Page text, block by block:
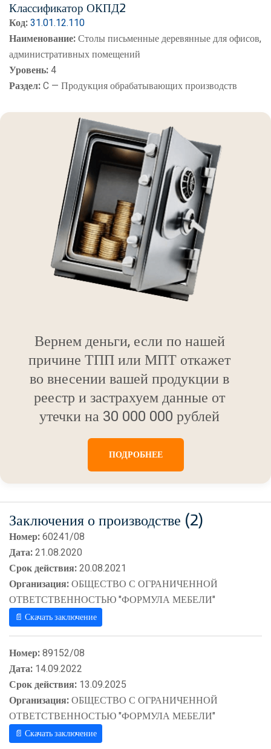
Классификатор ОКПД2
Код:31.01.12.110
Наименование:Столы письменные деревянные для офисов,
административных помещений
Уровень:4
Раздел:C — Продукция обрабатывающих производств
Вернем деньги, если по нашей
причине ТПП или МПТ откажет
во внесении вашей продукции в
реестр и застрахуем данные от
утечки на 30 000 000 рублей
ПОДРОБНЕЕ
Заключения о производстве (2)
Номер:60241/08
Дата:21.08.2020
Срок действия:20.08.2021
Организация:ОБЩЕСТВО С ОГРАНИЧЕННОЙ
ОТВЕТСТВЕННОСТЬЮ "ФОРМУЛА МЕБЕЛИ"
📄 Скачать заключение
Номер:89152/08
Дата: 14.09.2022
Срок действия: 13.09.2025
Организация:ОБЩЕСТВО С ОГРАНИЧЕННОЙ
ОТВЕТСТВЕННОСТЬЮ "ФОРМУЛА МЕБЕЛИ"
📄 Скачать заключение